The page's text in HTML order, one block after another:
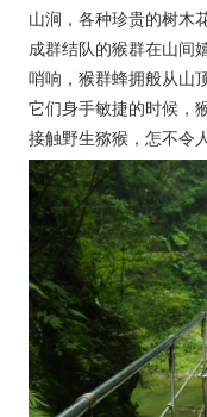
山涧，各种珍贵的树木
成群结队的猴群在山间
哨响，猴群蜂拥般从山
它们身手敏捷的时候，
接触野生猕猴，怎不令